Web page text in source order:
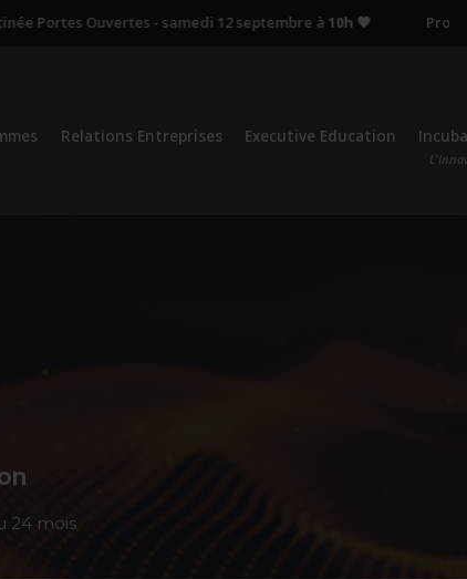
Ouvertes - samedi 12 septembre à10h 🧡 Prochain
Relations Entreprises Executive Education
24 mois